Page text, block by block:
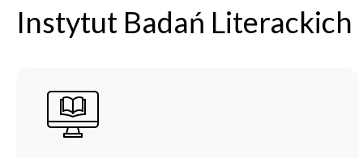
Instytut Badań Literackich